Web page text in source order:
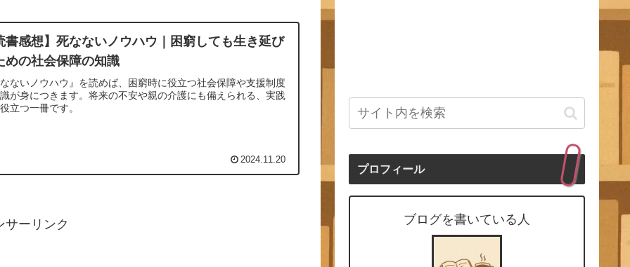
書感想】死なないノウハウ｜困窮しても生き延び
めの社会保障の知識
ないノウハウ』を読めば、困窮時に役立つ社会保障や支援制度
が身につきます。将来の不安や親の介護にも備えられる、実践
立つ一冊です。
2024.11.20
サーリンク
プロフィール
ブログを書いている人